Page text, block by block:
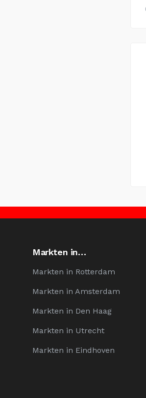
Markten in…
Markten in Rotterdam
Markten in Amsterdam
Markten in Den Haag
Markten in Utrecht
Markten in Eindhoven